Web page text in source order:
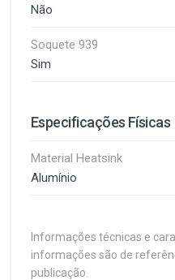
Não
Soquete 939
Sim
Especificações Físicas
Material Heatsink
Alumínio
Informações técnicas e
informações são de
publicação.